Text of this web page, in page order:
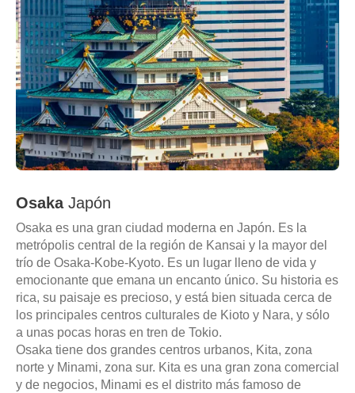
OsakaJapón
Osaka es una gran ciudad moderna en Japón. Es la
metrópolis central de la región de Kansai y la mayor del
trío de Osaka-Kobe-Kyoto. Es un lugar lleno de vida y
emocionante que emana un encanto único. Su historia es
rica, su paisaje es precioso, y está bien situada cerca de
los principales centros culturales de Kioto y Nara, y sólo
a unas pocas horas en tren de Tokio.
Osaka tiene dos grandes centros urbanos, Kita, zona
norte y Minami, zona sur. Kita es una gran zona comercial
y de negocios, Minami es el distrito más famoso de